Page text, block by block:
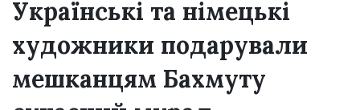
Українські та німецькі
художники подарували
мешканцям Бахмуту